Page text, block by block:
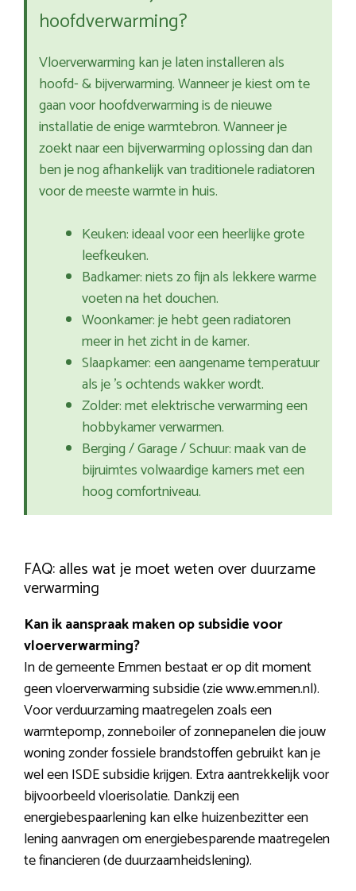
hoofdverwarming?
Vloerverwarming kan je laten installeren als
hoofd- & bijverwarming. Wanneer je kiest om te
gaan voor hoofdverwarming is de nieuwe
installatie de enige warmtebron. Wanneer je
zoekt naar een bijverwarming oplossing dan dan
ben je nog afhankelijk van traditionele radiatoren
voor de meeste warmte in huis.
Keuken: ideaal voor een heerlijke grote
leefkeuken.
Badkamer: niets zo fijn als lekkere warme
voeten na het douchen.
Woonkamer: je hebt geen radiatoren
meer in het zicht in de kamer.
Slaapkamer: een aangename temperatuur
als je ’s ochtends wakker wordt.
Zolder: met elektrische verwarming een
hobbykamer verwarmen.
Berging / Garage / Schuur: maak van de
bijruimtes volwaardige kamers met een
hoog comfortniveau.
FAQ: alles wat je moet weten over duurzame
verwarming
Kan ik aanspraak maken op subsidie voor
vloerverwarming?
In de gemeente Emmen bestaat er op dit moment
geen vloerverwarming subsidie (zie www.emmen.nl).
Voor verduurzaming maatregelen zoals een
warmtepomp, zonneboiler of zonnepanelen die jouw
woning zonder fossiele brandstoffen gebruikt kan je
wel een ISDE subsidie krijgen. Extra aantrekkelijk voor
bijvoorbeeld vloerisolatie. Dankzij een
energiebespaarlening kan elke huizenbezitter een
lening aanvragen om energiebesparende maatregelen
te financieren (de duurzaamheidslening).